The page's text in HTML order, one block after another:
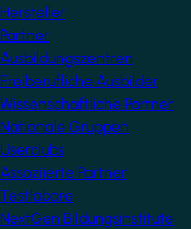
Hersteller
Partner
Ausbildungszentren
Freiberufliche Ausbilder
Wissenschaftliche Partner
Nationale Gruppen
Userclubs
Assoziierte Partner
Testlabore
NextGen Bildungsinstitute